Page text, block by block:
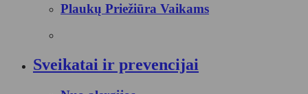
Plaukų Priežiūra Vaikams
Sveikatai ir prevencijai